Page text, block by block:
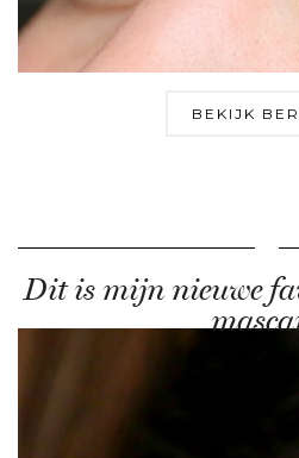
BEKIJK
Dit is mijn nieuwe